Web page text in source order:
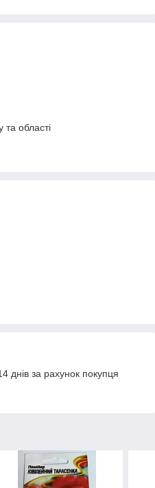
та області
днів за рахунок покупця